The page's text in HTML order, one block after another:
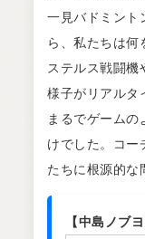
一見バドミント
ら、私たちは何
ステルス戦闘機
様子がリアルタ
まるでゲームの
けでした。コー
たちに根源的な
【中島ノブ